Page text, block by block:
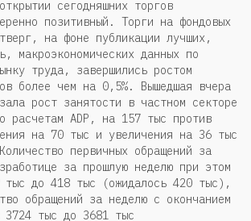
сегодняшних торгов
позитивный. Торги на фондовых
на фоне публикации лучших,
макроэкономических данных по
труда, завершились ростом
более чем на 0,5%. Вышедшая вчера
рост занятости в частном секторе
расчетам ADP, на 157 тыс против
на 70 тыс и увеличения на 36 тыс
первичных обращений за
за прошлую неделю при этом
тыс до 418 тыс (ожидалось 420 тыс),
обращений за неделю с окончанием
тыс до 3681 тыс